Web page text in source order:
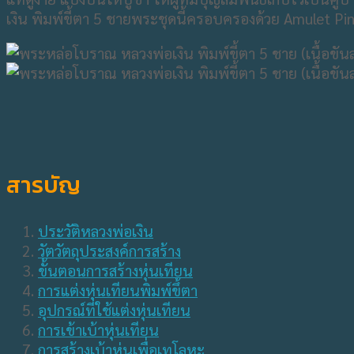
เงิน พิมพ์ขี้ตา 5 ชายพระชุดนี้ครอบครองด้วย Amulet
สารบัญ
ประวัติหลวงพ่อเงิน
วัตวัตถุประสงค์การสร้าง
ขั้นตอนการสร้างหุ่นเทียน
การแต่งหุ่นเทียนพิมพ์ขึ้ตา
อุปกรณ์ที่ใช้แต่งหุ่นเทียน
การเข้าเบ้าหุ่นเทียน
การสร้างเบ้าหุ่นเพื่อเทโลหะ